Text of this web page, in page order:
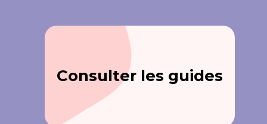
Consulter les guides